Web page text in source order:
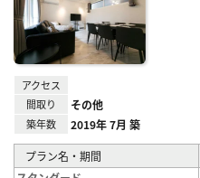
アクセス
間取り
その他
築年数 2019年 7月 築
プラン名・期間